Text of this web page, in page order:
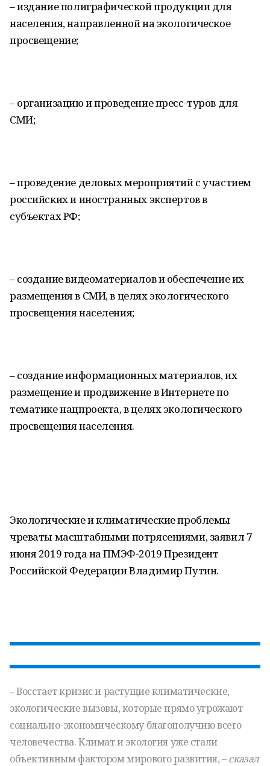
– издание полиграфической продукции для
населения, направленной на экологическое
просвещение;
– организацию и проведение пресс-туров для
СМИ;
– проведение деловых мероприятий с участием
российских и иностранных экспертов в
субъектах РФ;
– создание видеоматериалов и обеспечение их
размещения в СМИ, в целях экологического
просвещения населения;
– создание информационных материалов, их
размещение и продвижение в Интернете по
тематике нацпроекта, в целях экологического
просвещения населения.
Экологические и климатические проблемы
чреваты масштабными потрясениями, заявил 7
июня 2019 года на ПМЭФ-2019 Президент
Российской Федерации Владимир Путин.
– Восстает кризис и растущие климатические,
экологические вызовы, которые прямо угрожают
социально-экономическому благополучию всего
человечества. Климат и экология уже стали
объективным фактором мирового развития, –сказал